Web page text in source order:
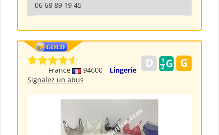
06 68 89 19 45
France 94600
Lingerie
Signalez un abus